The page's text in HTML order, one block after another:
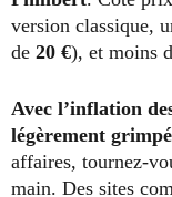
version classique,
de 20 €), et moins
Avec l’inflation
légèrement
affaires, tournez-
main. Des sites